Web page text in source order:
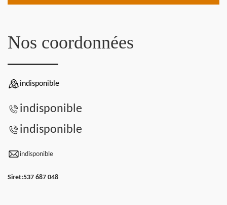
Nos coordonnées
indisponible
indisponible
indisponible
indisponible
Siret:537 687 048